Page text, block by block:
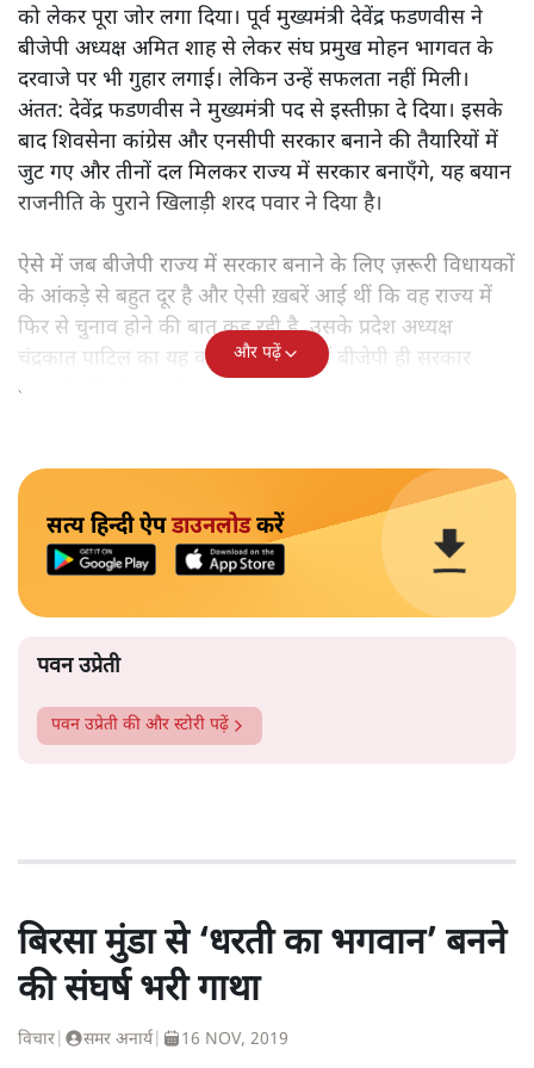
को लेकर पूरा जोर लगा दिया। पूर्व मुख्यमंत्री देवेंद्र फडणवीस ने
बीजेपी अध्यक्ष अमित शाह से लेकर संघ प्रमुख मोहन भागवत के
दरवाजे पर भी गुहार लगाई। लेकिन उन्हें सफलता नहीं मिली।
अंतत: देवेंद्र फडणवीस ने मुख्यमंत्री पद से इस्तीफ़ा दे दिया। इसके
बाद शिवसेना कांग्रेस और एनसीपी सरकार बनाने की तैयारियों में
जुट गए और तीनों दल मिलकर राज्य में सरकार बनाएँगे, यह बयान
राजनीति के पुराने खिलाड़ी शरद पवार ने दिया है।
ऐसे में जब बीजेपी राज्य में सरकार बनाने के लिए ज़रूरी विधायकों
के आंकड़े से बहुत दूर है और ऐसी ख़बरें आई थीं कि वह राज्य में
फिर से चुनाव होने की बात कह रही है, उसके प्रदेश अध्यक्ष
चंद्रकात पाटिल का यह कहना कि राज्य में बीजेपी ही सरकार
बनाएगी, किसी के गले नहीं उतर रहा है।
और पढ़ें
सत्य हिन्दी ऐपडाउनलोडकरें
पवन उप्रेती
पवन उप्रेती की और स्टोरी पढ़ें
बिरसा मुंडा से ‘धरती का भगवान’ बनने
की संघर्ष भरी गाथा
विचार समर अनार्य| 16 NOV, 2019